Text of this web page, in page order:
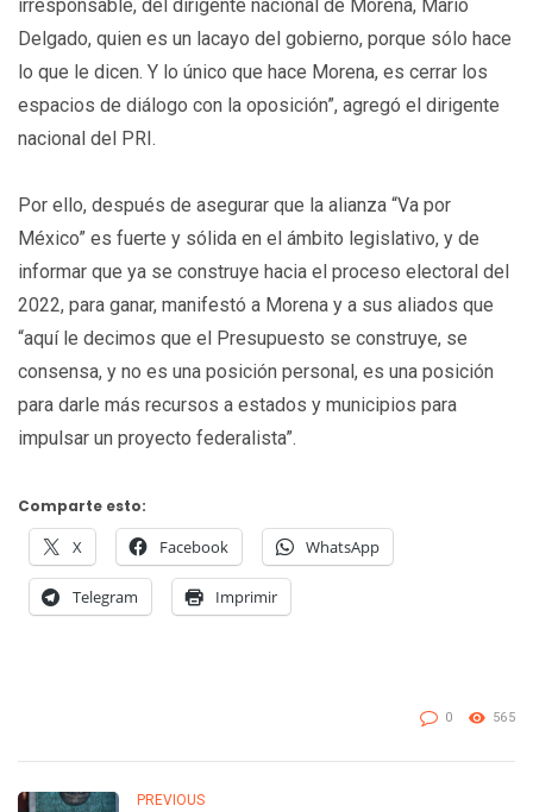
irresponsable, del dirigente nacional de Morena, Mario
Delgado, quien es un lacayo del gobierno, porque sólo hace
lo que le dicen. Y lo único que hace Morena, es cerrar los
espacios de diálogo con la oposición”, agregó el dirigente
nacional del PRI.
Por ello, después de asegurar que la alianza “Va por
México” es fuerte y sólida en el ámbito legislativo, y de
informar que ya se construye hacia el proceso electoral del
2022, para ganar, manifestó a Morena y a sus aliados que
“aquí le decimos que el Presupuesto se construye, se
consensa, y no es una posición personal, es una posición
para darle más recursos a estados y municipios para
impulsar un proyecto federalista”.
Comparte esto:
X Facebook WhatsApp
Telegram Imprimir
0 565
PREVIOUS